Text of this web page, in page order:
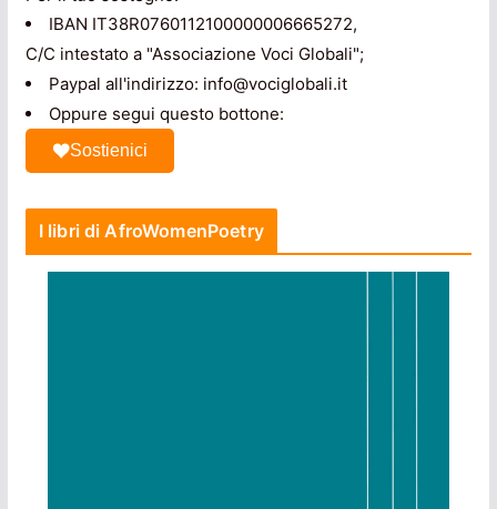
IBAN IT38R0760112100000006665272,
C/C intestato a "Associazione Voci Globali";
Paypal all'indirizzo: info@vociglobali.it
Oppure segui questo bottone:
Sostienici
I libri di AfroWomenPoetry